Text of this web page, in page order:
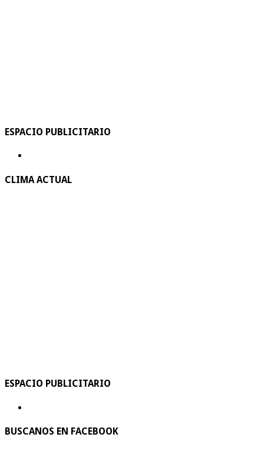
ESPACIO PUBLICITARIO
CLIMA ACTUAL
ESPACIO PUBLICITARIO
BUSCANOS EN FACEBOOK